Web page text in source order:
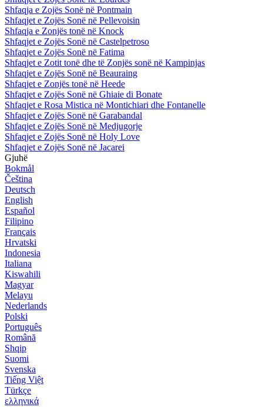
Shfaqja e Zojës Sonë në Pontmain
Shfaqjet e Zojës Sonë në Pellevoisin
Shfaqja e Zonjës tonë në Knock
Shfaqjet e Zojës Sonë në Castelpetroso
Shfaqjet e Zojës Sonë në Fatima
Shfaqjet e Zotit tonë dhe të Zonjës sonë në Kampinjas
Shfaqjet e Zojës Sonë në Beauraing
Shfaqjet e Zonjës tonë në Heede
Shfaqjet e Zojës Sonë në Ghiaie di Bonate
Shfaqjet e Rosa Mistica në Montichiari dhe Fontanelle
Shfaqjet e Zojës Sonë në Garabandal
Shfaqjet e Zojës Sonë në Medjugorje
Shfaqjet e Zojës Sonë në Holy Love
Shfaqjet e Zojës Sonë në Jacarei
Gjuhë
Bokmål
Čeština
Deutsch
English
Español
Filipino
Français
Hrvatski
Indonesia
Italiana
Kiswahili
Magyar
Melayu
Nederlands
Polski
Português
Română
Shqip
Suomi
Svenska
Tiếng Việt
Türkçe
ελληνικά